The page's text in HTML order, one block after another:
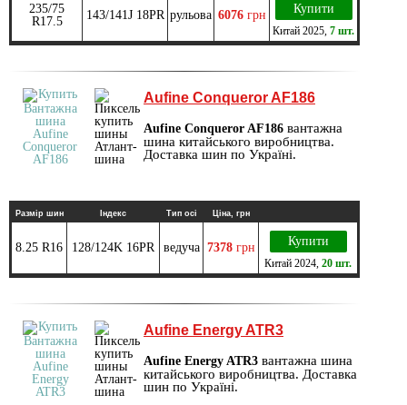
235/75
R17.5
143/141J 18PR рульова 6076 грн Купити
Китай 2025 7 шт.
Aufine Conqueror AF186
Aufine Conqueror AF186 вантажна
шина китайського виробництва.
Доставка шин по Україні.
Размір шин Індекс Тип осі Ціна, грн
8.25 R16 128/124K 16PR ведуча 7378 грн Купити
Китай 2024 20 шт.
Aufine Energy ATR3
Aufine Energy ATR3 вантажна шина
китайського виробництва. Доставка
шин по Україні.